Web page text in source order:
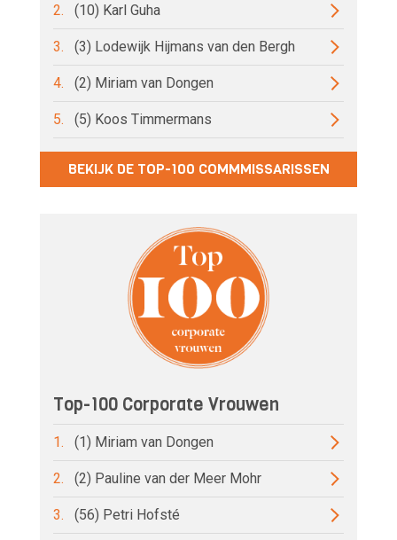
2. (10) Karl Guha
3. (3) Lodewijk Hijmans van den Bergh
4. (2) Miriam van Dongen
5. (5) Koos Timmermans
BEKIJK DE TOP-100 COMMMISSARISSEN
Top-100 Corporate Vrouwen
1. (1) Miriam van Dongen
2. (2) Pauline van der Meer Mohr
3. (56) Petri Hofsté